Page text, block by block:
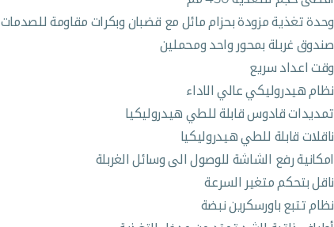
وحدة تغذية مزودة بحزام مائل مع قضبان وبكرات مقاومة للصدمات
صندوق غربلة بمحور واحد ومحملين
وقت اعداد سريع
نظام هيدروليكي عالي الاداء
تمديدات قادوس قابلة للطي هيدروليكيا
ناقلات قابلة للطي هيدروليكيا
امكانية رفع الشاشة للوصول الى وسائل الغربلة
ناقل بتحكم متغير السرعة
نظام تتبع باورسكرين نبضة